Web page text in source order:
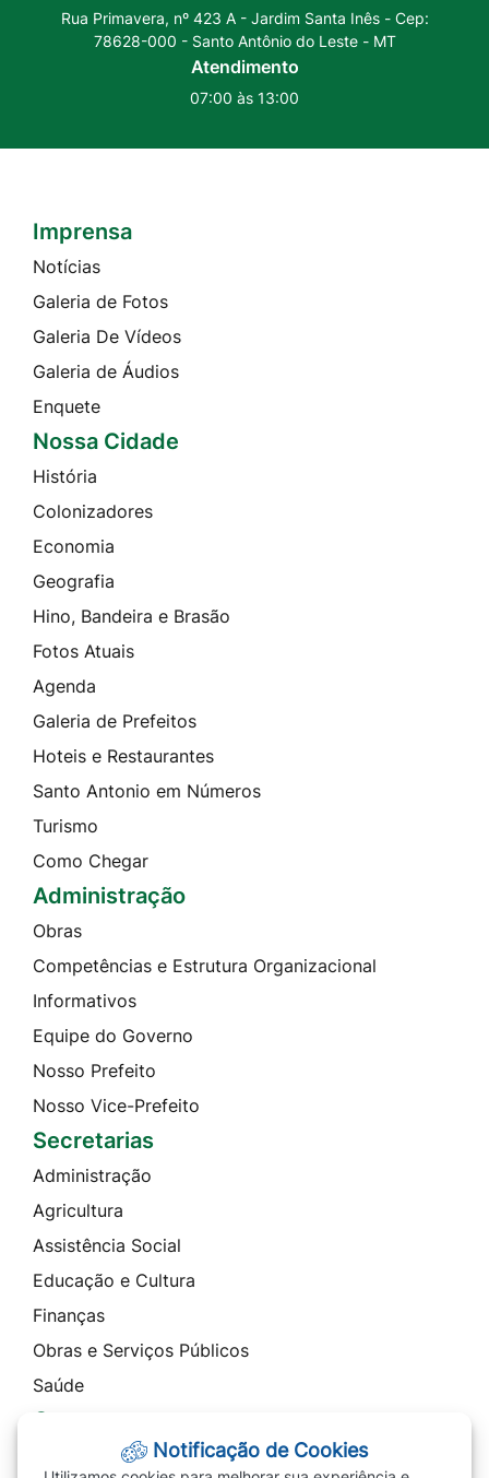
Rua Primavera, nº 423 A - Jardim Santa Inês - Cep:
78628-000 - Santo Antônio do Leste - MT
Atendimento
07:00 às 13:00
Seção do Rodapé e Contato
Imprensa
Notícias
Galeria de Fotos
Galeria De Vídeos
Galeria de Áudios
Enquete
Nossa Cidade
História
Colonizadores
Economia
Geografia
Hino, Bandeira e Brasão
Fotos Atuais
Agenda
Galeria de Prefeitos
Hoteis e Restaurantes
Santo Antonio em Números
Turismo
Como Chegar
Administração
Obras
Competências e Estrutura Organizacional
Informativos
Equipe do Governo
Nosso Prefeito
Nosso Vice-Prefeito
Secretarias
Administração
Agricultura
Assistência Social
Educação e Cultura
Finanças
Obras e Serviços Públicos
Saúde
Contato
Notificação de Cookies